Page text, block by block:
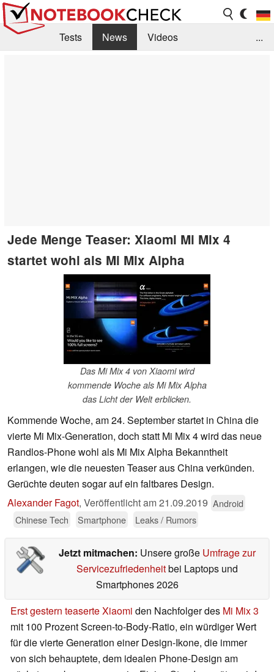
Tests News
Videos
...
Jede Menge Teaser: Xiaomi Mi Mix 4
startet wohl als Mi Mix Alpha
Das Mi Mix 4 von Xiaomi wird
kommende Woche als Mi Mix Alpha
das Licht der Welt erblicken.
Kommende Woche, am 24. September startet in China die
vierte Mi Mix-Generation, doch statt Mi Mix 4 wird das neue
Randlos-Phone wohl als Mi Mix Alpha Bekanntheit
erlangen, wie die neuesten Teaser aus China verkünden.
Gerüchte deuten sogar auf ein faltbares Design.
Alexander Fagot, Veröffentlicht am21.09.2019 Android
Chinese Tech
Smartphone Leaks / Rumors
Jetzt mitmachen: Unsere große Umfrage zur
Servicezufriedenheitbei Laptops und
Smartphones 2026
Erst gestern teaserte Xiaomi den Nachfolger des Mi Mix 3
mit 100 Prozent Screen-to-Body-Ratio, ein würdiger Wert
für die vierte Generation einer Design-Ikone, die immer
von sich behauptete, dem idealen Phone-Design am